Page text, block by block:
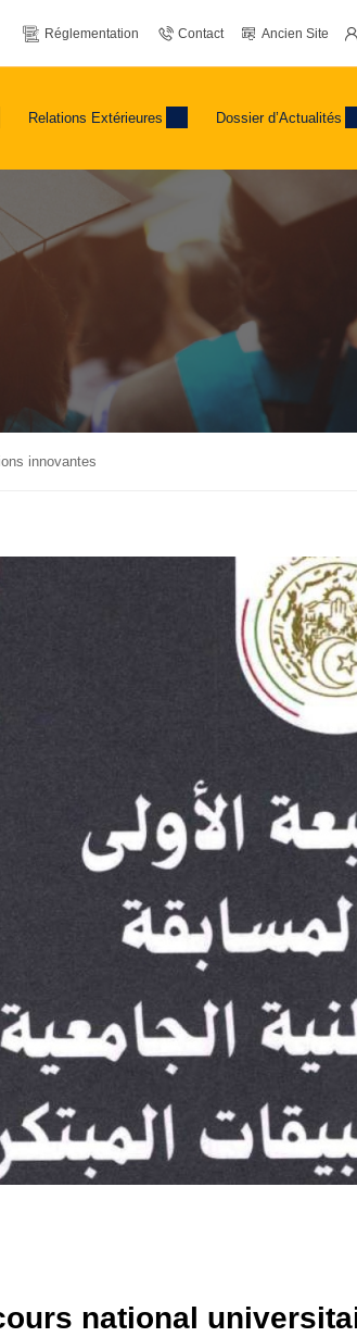
Réglementation Contact Ancien Site
Relations Extérieures Dossier d’Actualités
innovantes
national